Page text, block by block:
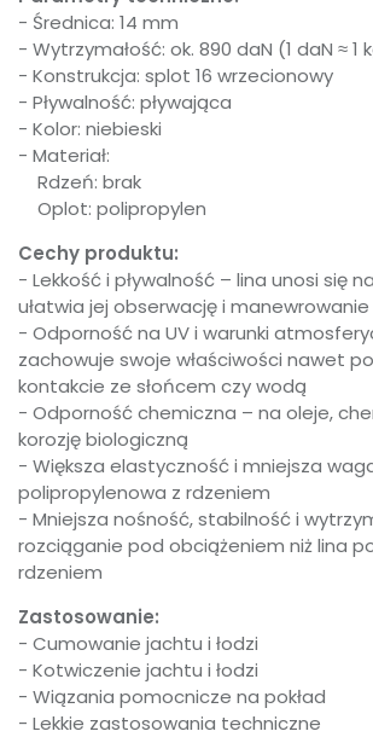
- Średnica: 14 mm
- Wytrzymałość: ok. 890 daN (1 daN ≈ 1
- Konstrukcja: splot 16 wrzecionowy
- Pływalność: pływająca
- Kolor: niebieski
- Materiał:
Rdzeń: brak
Oplot: polipropylen
Cechy produktu:
- Lekkość i pływalność – lina unosi się
ułatwia jej obserwację i manewrowanie
- Odporność na UV i warunki
zachowuje swoje właściwości nawet
kontakcie ze słońcem czy wodą
- Odporność chemiczna – na oleje,
korozję biologiczną
- Większa elastyczność i mniejsza
polipropylenowa z rdzeniem
- Mniejsza nośność, stabilność i
rozciąganie pod obciążeniem niż lina
rdzeniem
Zastosowanie:
- Cumowanie jachtu i łodzi
- Kotwiczenie jachtu i łodzi
- Wiązania pomocnicze na pokład
- Lekkie zastosowania techniczne